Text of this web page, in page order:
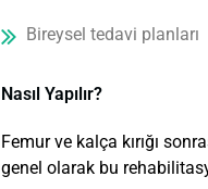
Bireysel tedavi planları
Nasıl Yapılır?
Femur ve kalça kırığı
genel olarak bu